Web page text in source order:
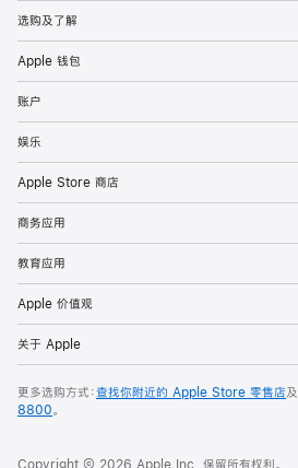
选购及了解
Apple 钱包
账户
娱乐
Apple Store 商店
商务应用
教育应用
Apple 价值观
关于 Apple
更多选购方式：查找你附近的 Apple Store 零售店及
8800。
Copyright © 2026 Apple Inc. 保留所有权利。